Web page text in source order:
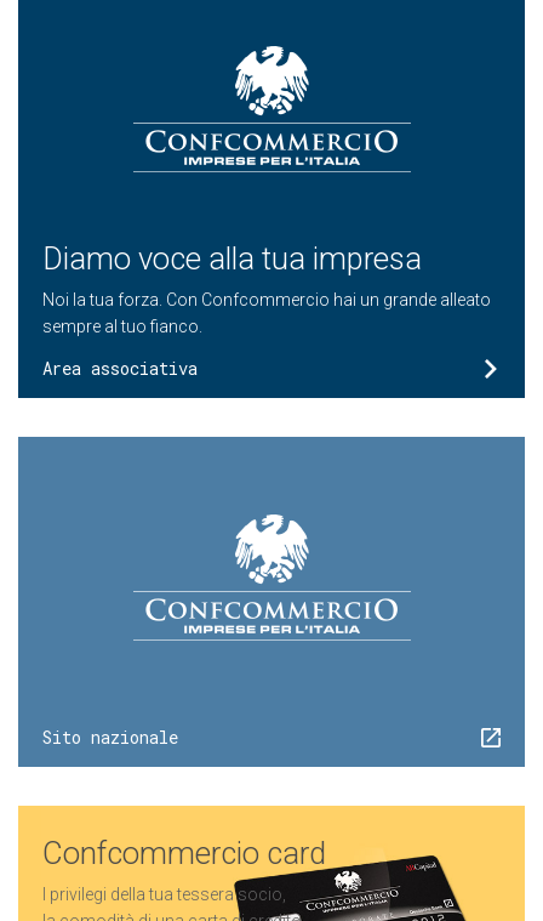
Noi la tua forza. Con Confcommercio hai un grande alleato
sempre al tuo fianco.
Area associativa
I privilegi della tua tessera socio,
la comodità di una carta di credito.